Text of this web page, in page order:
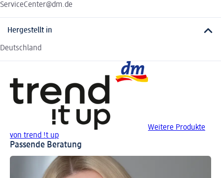
ServiceCenter@dm.de
Hergestellt in
Deutschland
Weitere Produkte
von trend !t up
Passende Beratung